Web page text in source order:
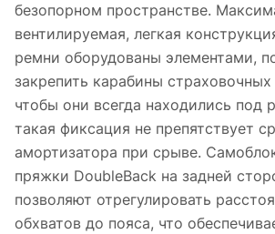
безопорном пространстве.
вентилируемая, легкая
ремни оборудованы элементами,
закрепить карабины
чтобы они всегда находились под
такая фиксация не препятствует
амортизатора при срыве.
пряжки DoubleBack на задней
позволяют отрегулировать
обхватов до пояса, что